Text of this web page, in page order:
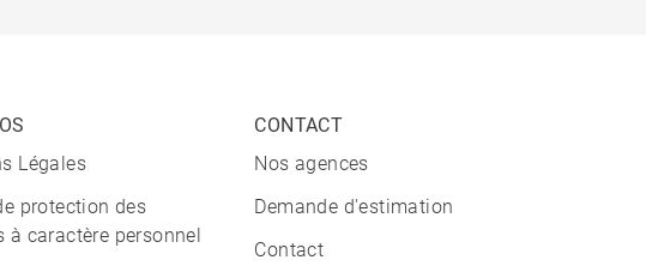
Légales
protection des
à caractère personnel
CONTACT
Nos agences
Demande d'estimation
Contact